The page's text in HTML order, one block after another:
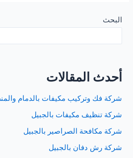
بالقطيف
البحث
أحدث المقالات
شركة فك وتركيب مكيفات بالدمام
شركة تنظيف مكيفات بالجبيل
شركة مكافحة الصراصير بالجبيل
شركة رش دفان بالجبيل